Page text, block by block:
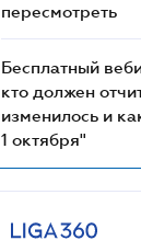
пересмотреть
Бесплатный
кто должен
изменилось и
1 октября"